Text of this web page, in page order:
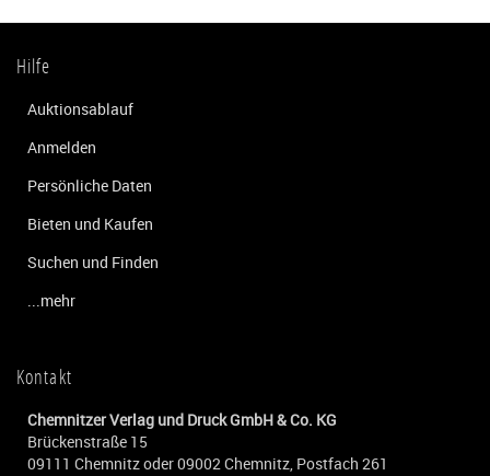
Hilfe
Auktionsablauf
Anmelden
Persönliche Daten
Bieten und Kaufen
Suchen und Finden
...mehr
Kontakt
Chemnitzer Verlag und Druck GmbH & Co. KG
Brückenstraße 15
09111 Chemnitz oder 09002 Chemnitz, Postfach 261